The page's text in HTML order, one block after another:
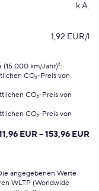
k.A.
1,92 EUR/l
km/Jahr)²:
CO₂-Preis von
CO₂-Preis von
CO₂-Preis von
EUR – 153,96 EUR
angegebenen Werte
WLTP (Worldwide